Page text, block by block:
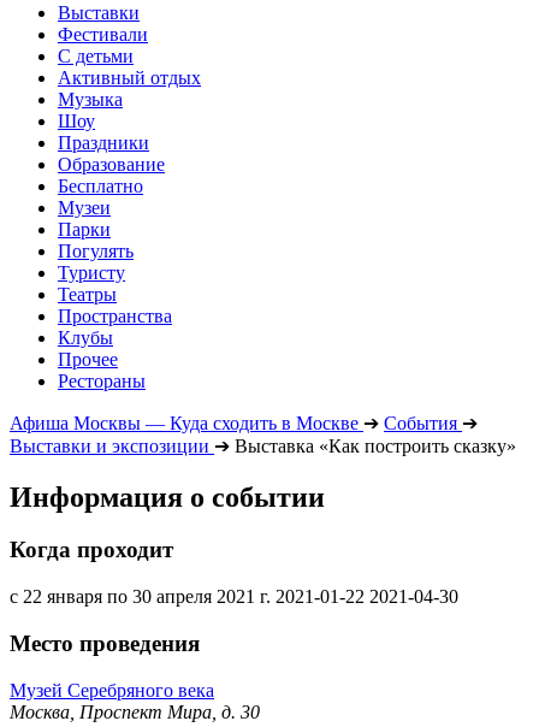
Выставки
Фестивали
С детьми
Активный отдых
Музыка
Шоу
Праздники
Образование
Бесплатно
Музеи
Парки
Погулять
Туристу
Театры
Пространства
Клубы
Прочее
Рестораны
Афиша Москвы — Куда сходить в Москве ➔ События ➔
Выставки и экспозиции ➔ Выставка «Как построить сказку»
Информация о событии
Когда проходит
с 22 января по 30 апреля 2021 г. 2021-01-22 2021-04-30
Место проведения
Музей Серебряного века
Москва, Проспект Мира, д. 30